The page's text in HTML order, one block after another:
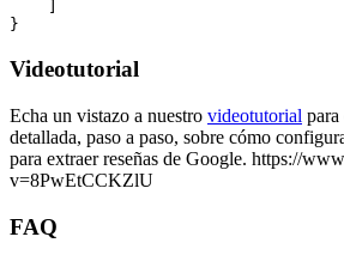
Videotutorial
Echa un vistazo a nuestro videotutorial para
detallada, paso a paso, sobre cómo
para extraer reseñas de Google. https://
v=8PwEtCCKZlU
FAQ